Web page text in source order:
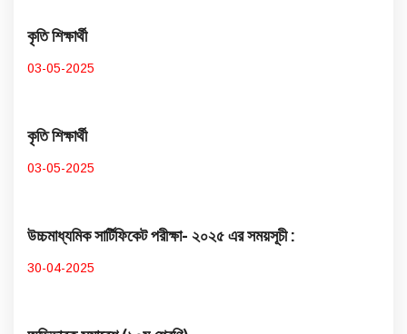
কৃতি শিক্ষার্থী
03-05-2025
কৃতি শিক্ষার্থী
03-05-2025
উচ্চমাধ্যমিক সার্টিফিকেট পরীক্ষা- ২০২৫ এর সময়সূচী :
30-04-2025